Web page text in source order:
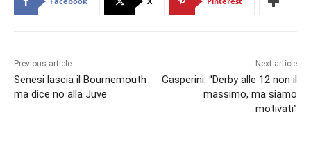
Previous article
Senesi lascia il Bournemouth
ma dice no alla Juve
Next article
Gasperini: “Derby alle 12 non il
massimo, ma siamo
motivati”